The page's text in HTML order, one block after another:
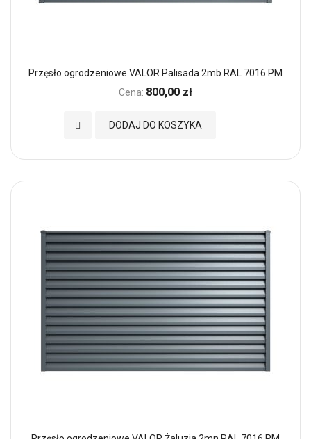
Przęsło ogrodzeniowe VALOR Palisada 2mb RAL 7016 PM
Cena: 800,00 zł
DODAJ DO KOSZYKA
Dodaj do Ulubionych